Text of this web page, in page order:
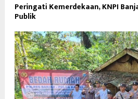
Peringati Kemerdekaan, KNPI
Publik